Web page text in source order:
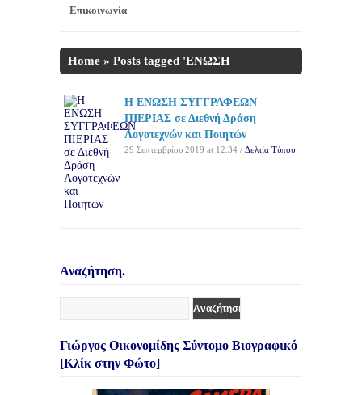
Επικοινωνία
Home » Posts tagged 'ΕΝΩΣΗ
Η ΕΝΩΣΗ ΣΥΓΓΡΑΦΕΩΝ
ΠΙΕΡΙΑΣ σε Διεθνή Δράση
Λογοτεχνών και Ποιητών
29 Σεπτεμβρίου 2019 at 12:34 / Δελτία Τύπου
Αναζήτηση.
Γιώργος Οικονομίδης Σύντομο Βιογραφικό
[Κλίκ στην Φώτο]